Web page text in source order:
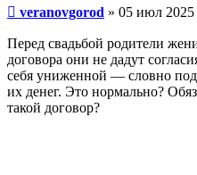
Сообщение
veranovgorod » 05 июл 2025
Перед свадьбой родители
договора они не дадут
себя униженной — словно
их денег. Это нормально?
такой договор?